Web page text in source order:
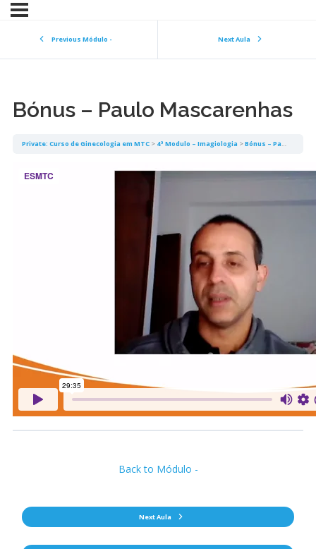
Previous Módulo - Next Aula
Bónus – Paulo Mascarenhas
Private: Curso de Ginecologia em MTC 4ª Modulo – Imagiologia Bónus – Paulo Mascarenhas
Back to Módulo -
Next Aula